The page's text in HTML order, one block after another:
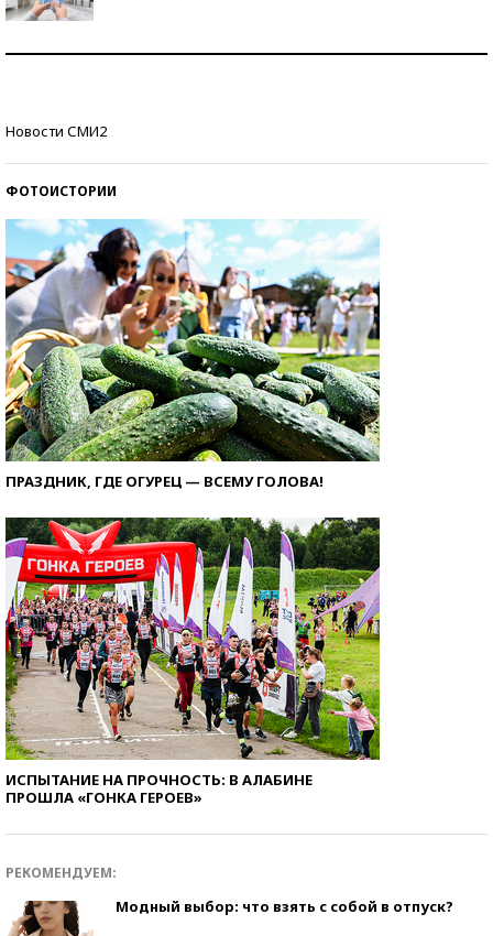
Новости СМИ2
ФОТОИСТОРИИ
ПРАЗДНИК, ГДЕ ОГУРЕЦ — ВСЕМУ ГОЛОВА!
ИСПЫТАНИЕ НА ПРОЧНОСТЬ: В АЛАБИНЕ
ПРОШЛА «ГОНКА ГЕРОЕВ»
РЕКОМЕНДУЕМ:
Модный выбор: что взять с собой в отпуск?